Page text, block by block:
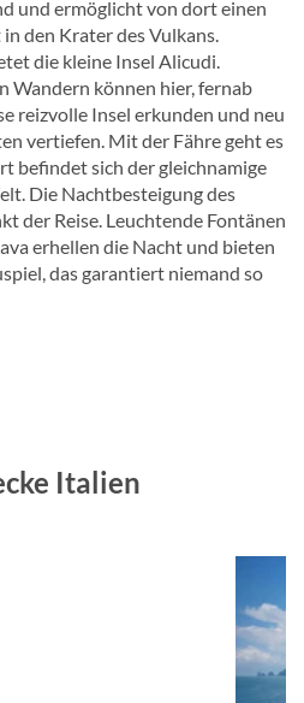
und ermöglicht von dort einen
den Krater des Vulkans.
die kleine Insel Alicudi.
Wandern können hier, fernab
reizvolle Insel erkunden und neu
vertiefen. Mit der Fähre geht es
befindet sich der gleichnamige
Die Nachtbesteigung des
der Reise. Leuchtende Fontänen
erhellen die Nacht und bieten
das garantiert niemand so
Italien